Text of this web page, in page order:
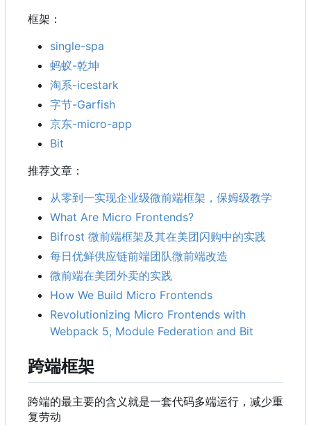
框架：
single-spa
蚂蚁-乾坤
淘系-icestark
字节-Garfish
京东-micro-app
Bit
推荐文章：
从零到一实现企业级微前端框架，保姆级教学
What Are Micro Frontends?
Bifrost 微前端框架及其在美团闪购中的实践
每日优鲜供应链前端团队微前端改造
微前端在美团外卖的实践
How We Build Micro Frontends
Revolutionizing Micro Frontends with
Webpack 5, Module Federation and Bit
跨端框架
跨端的最主要的含义就是一套代码多端运行，减少重
复劳动